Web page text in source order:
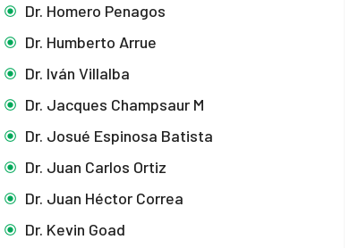
Dr. Homero Penagos
Dr. Humberto Arrue
Dr. Iván Villalba
Dr. Jacques Champsaur M
Dr. Josué Espinosa Batista
Dr. Juan Carlos Ortiz
Dr. Juan Héctor Correa
Dr. Kevin Goad